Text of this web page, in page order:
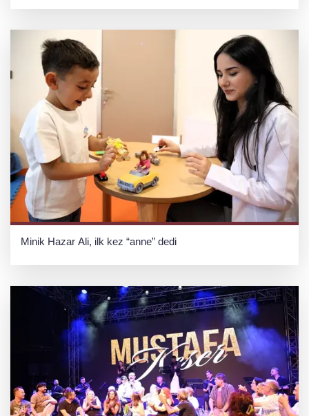
Minik Hazar Ali, ilk kez “anne” dedi